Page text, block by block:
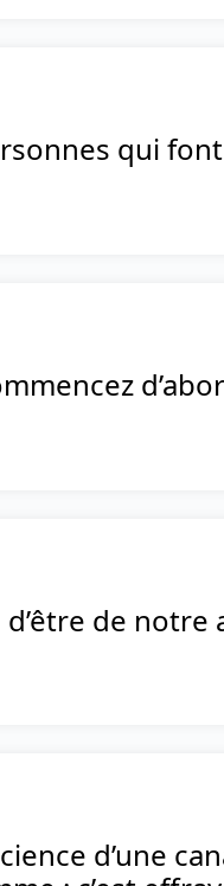
qui
de notre
d’une